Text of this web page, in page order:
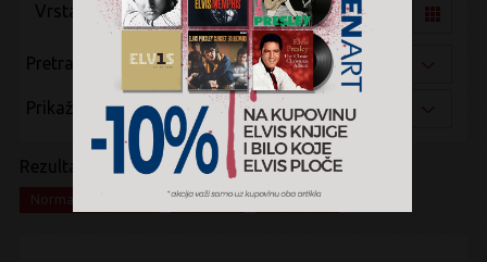
Vrsta pregleda:
Pretraži po:
Prikaži po:
Rezultati pretrage:
Disco x Blu-ray x